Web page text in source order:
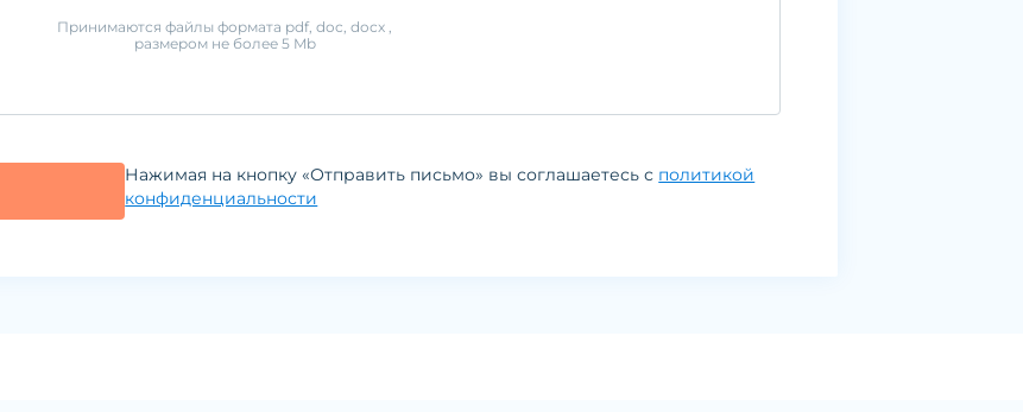
Принимаются файлы формата pdf, doc, docx ,
размером не более 5 Mb
Нажимая на кнопку «Отправить письмо» вы соглашаетесь с политикой
конфиденциальности